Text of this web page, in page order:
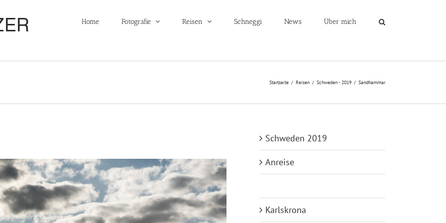
Home Fotografie Reisen Schneggi News Über mich
Startseite / Reisen / Schweden - 2019 / Sandhammar
Schweden 2019
Anreise
Karlskrona